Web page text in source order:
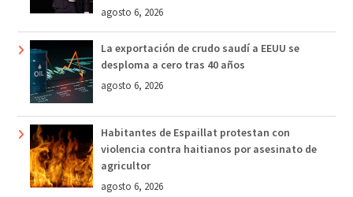
agosto 6, 2026
La exportación de crudo saudí a EEUU se
desploma a cero tras 40 años
agosto 6, 2026
Habitantes de Espaillat protestan con
violencia contra haitianos por asesinato de
agricultor
agosto 6, 2026